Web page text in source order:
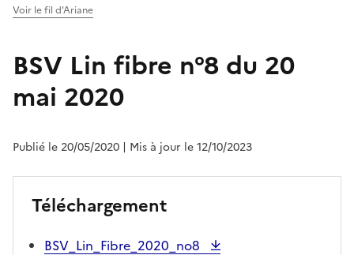
Voir le fil d'Ariane
BSV Lin fibre n°8 du 20
mai 2020
Publié le 20/05/2020 | Mis à jour le 12/10/2023
Téléchargement
BSV_Lin_Fibre_2020_no8